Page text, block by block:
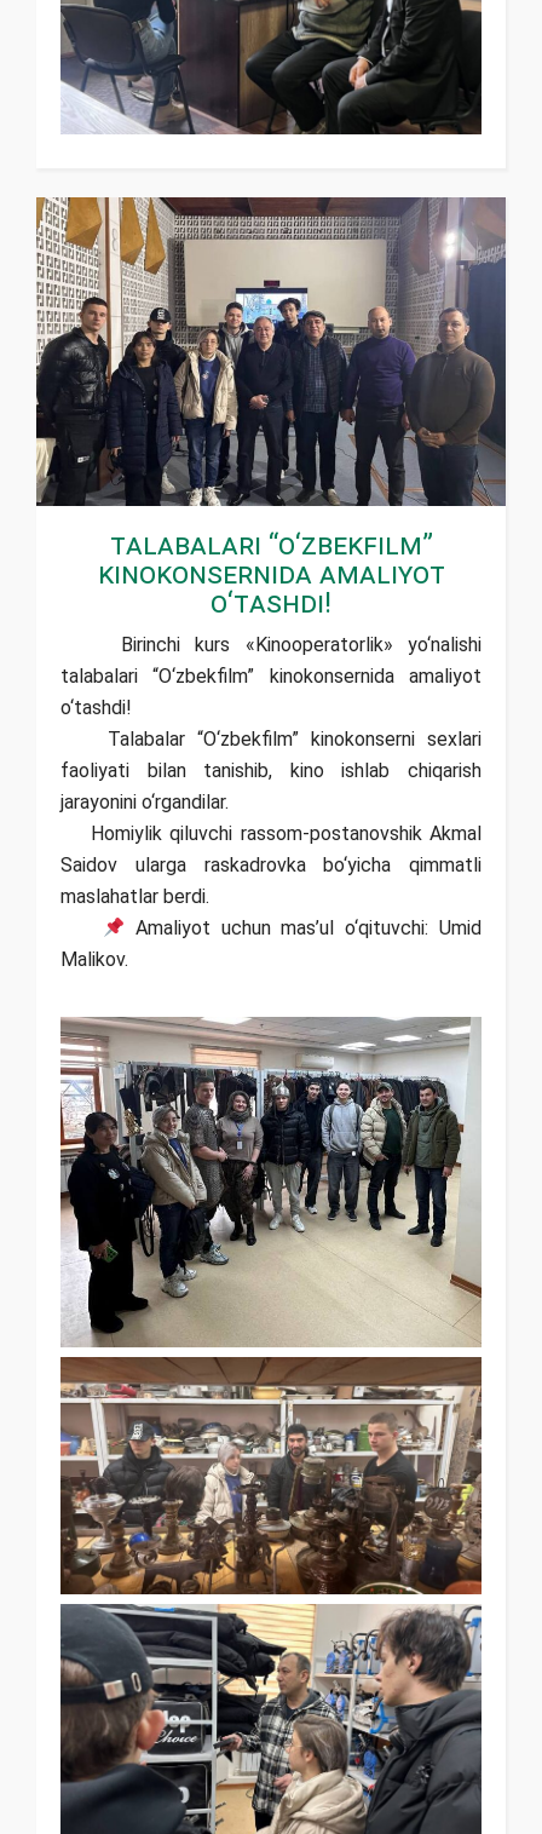
Talabalari “O‘zbekfilm”
kinokonsernida amaliyot
o‘tashdi!
Birinchi kurs «Kinooperatorlik» yo‘nalishi
talabalari “O‘zbekfilm” kinokonsernida amaliyot
o‘tashdi!
Talabalar “O‘zbekfilm” kinokonserni sexlari
faoliyati bilan tanishib, kino ishlab chiqarish
jarayonini o‘rgandilar.
Homiylik qiluvchi rassom-postanovshik Akmal
Saidov ularga raskadrovka bo‘yicha qimmatli
maslahatlar berdi.
Amaliyot uchun mas’ul o‘qituvchi: Umid
Malikov.